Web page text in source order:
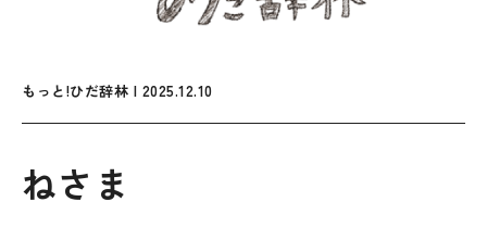
もっと!ひだ辞林 | 2025.12.10
ねさま